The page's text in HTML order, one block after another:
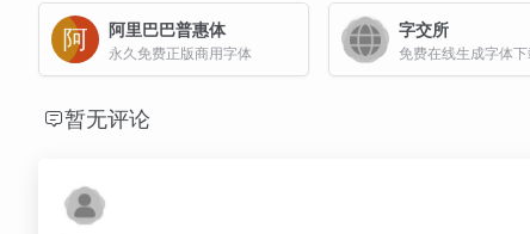
阿里巴巴普惠体
永久免费正版商用字体
字交所
暂无评论